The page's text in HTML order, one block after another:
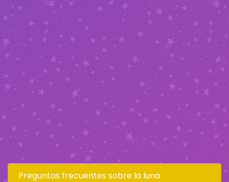
Preguntas frecuentes sobre la luna